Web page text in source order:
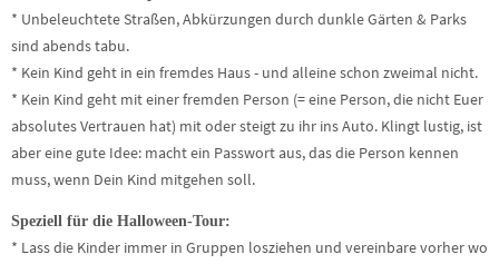
* Unbeleuchtete Straßen, Abkürzungen durch dunkle Gärten & Parks
sind abends tabu.
* Kein Kind geht in ein fremdes Haus - und alleine schon zweimal nicht.
* Kein Kind geht mit einer fremden Person (= eine Person, die nicht Euer
absolutes Vertrauen hat) mit oder steigt zu ihr ins Auto. Klingt lustig, ist
aber eine gute Idee: macht ein Passwort aus, das die Person kennen
muss, wenn Dein Kind mitgehen soll.
Speziell für die Halloween-Tour:
* Lass die Kinder immer in Gruppen losziehen und vereinbare vorher wo